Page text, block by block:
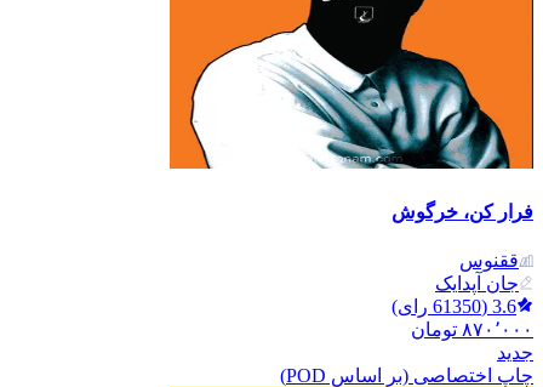
فرار کن، خرگوش
ققنوس
جان آپدایک
3.6
(
61350 رای)
۸۷۰٬۰۰۰ تومان
جدید
چاپ اختصاصی (بر اساس POD)